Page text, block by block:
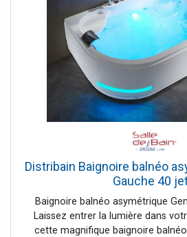
Distribain Baignoire balnéo
Gauche 40
Baignoire balnéo asymétrique
Laissez entrer la lumière dans
cette magnifique baignoire